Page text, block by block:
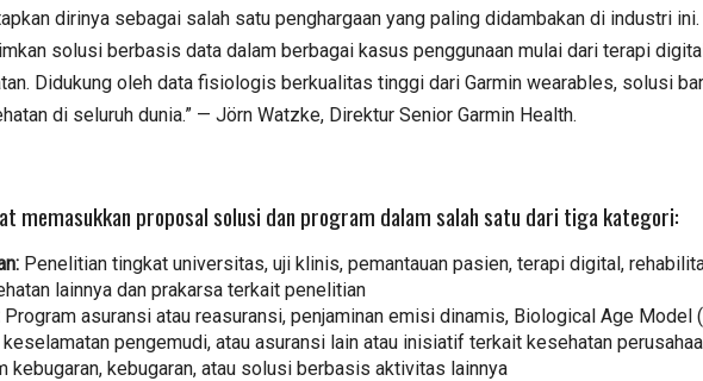
dirinya sebagai salah satu penghargaan yang paling didambakan di industri ini.
solusi berbasis data dalam berbagai kasus penggunaan mulai dari terapi
Didukung oleh data fisiologis berkualitas tinggi dari Garmin wearables, solusi
di seluruh dunia.” — Jörn Watzke, Direktur Senior Garmin Health.
memasukkan proposal solusi dan program dalam salah satu dari tiga kategori:
Penelitian tingkat universitas, uji klinis, pemantauan pasien, terapi digital,
lainnya dan prakarsa terkait penelitian
Program asuransi atau reasuransi, penjaminan emisi dinamis, Biological Age Model
pengemudi, atau asuransi lain atau inisiatif terkait kesehatan
kebugaran, kebugaran, atau solusi berbasis aktivitas lainnya